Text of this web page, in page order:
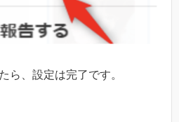
ら、設定は完了です。